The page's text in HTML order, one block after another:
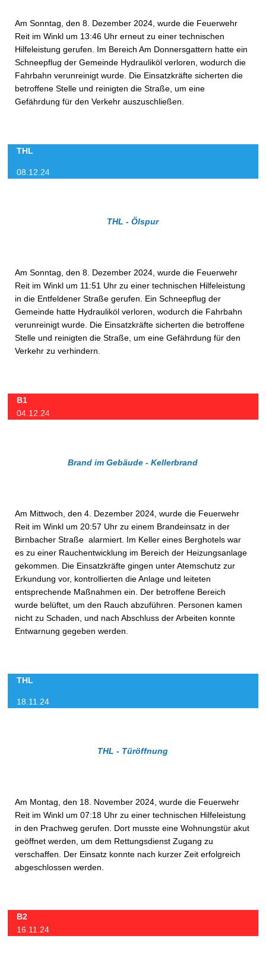
Am Sonntag, den 8. Dezember 2024, wurde die Feuerwehr
Reit im Winkl um 13:46 Uhr erneut zu einer technischen
Hilfeleistung gerufen. Im Bereich Am Donnersgattern hatte ein
Schneepflug der Gemeinde Hydrauliköl verloren, wodurch die
Fahrbahn verunreinigt wurde. Die Einsatzkräfte sicherten die
betroffene Stelle und reinigten die Straße, um eine
Gefährdung für den Verkehr auszuschließen.
THL
08.12.24
THL - Ölspur
Am Sonntag, den 8. Dezember 2024, wurde die Feuerwehr
Reit im Winkl um 11:51 Uhr zu einer technischen Hilfeleistung
in die Entfeldener Straße gerufen. Ein Schneepflug der
Gemeinde hatte Hydrauliköl verloren, wodurch die Fahrbahn
verunreinigt wurde. Die Einsatzkräfte sicherten die betroffene
Stelle und reinigten die Straße, um eine Gefährdung für den
Verkehr zu verhindern.
B1
04.12.24
Brand im Gebäude - Kellerbrand
Am Mittwoch, den 4. Dezember 2024, wurde die Feuerwehr
Reit im Winkl um 20:57 Uhr zu einem Brandeinsatz in der
Birnbacher Straße alarmiert. Im Keller eines Berghotels war
es zu einer Rauchentwicklung im Bereich der Heizungsanlage
gekommen. Die Einsatzkräfte gingen unter Atemschutz zur
Erkundung vor, kontrollierten die Anlage und leiteten
entsprechende Maßnahmen ein. Der betroffene Bereich
wurde belüftet, um den Rauch abzuführen. Personen kamen
nicht zu Schaden, und nach Abschluss der Arbeiten konnte
Entwarnung gegeben werden.
THL
18.11.24
THL - Türöffnung
Am Montag, den 18. November 2024, wurde die Feuerwehr
Reit im Winkl um 07:18 Uhr zu einer technischen Hilfeleistung
in den Prachweg gerufen. Dort musste eine Wohnungstür akut
geöffnet werden, um dem Rettungsdienst Zugang zu
verschaffen. Der Einsatz konnte nach kurzer Zeit erfolgreich
abgeschlossen werden.
B2
16.11.24